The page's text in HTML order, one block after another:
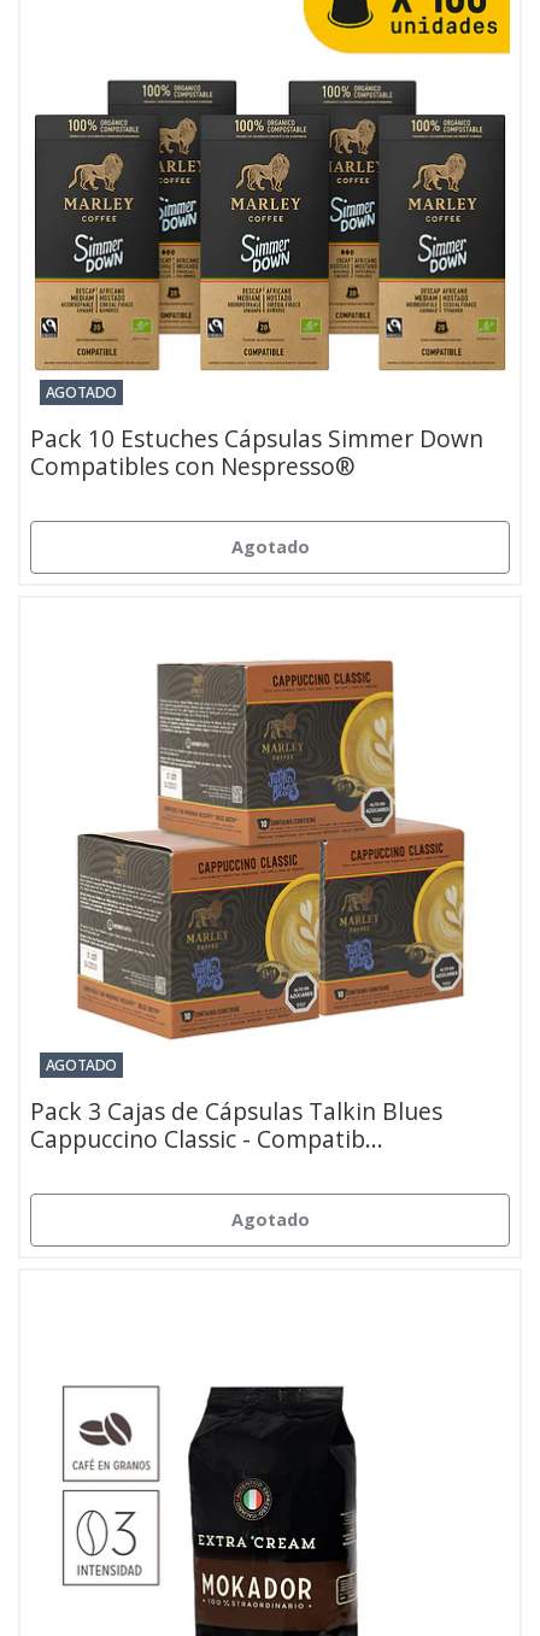
AGOTADO
Pack 10 Estuches Cápsulas Simmer Down
Compatibles con Nespresso®
Agotado
AGOTADO
Pack 3 Cajas de Cápsulas Talkin Blues
Cappuccino Classic - Compatib...
Agotado